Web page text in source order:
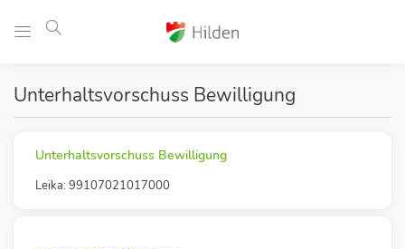
Unterhaltsvorschuss Bewilligung
Unterhaltsvorschuss Bewilligung
Leika: 99107021017000